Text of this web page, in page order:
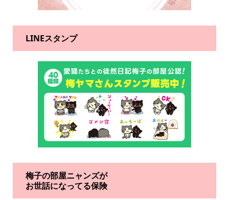
LINEスタンプ
梅子の部屋ニャンズが
お世話になってる保険